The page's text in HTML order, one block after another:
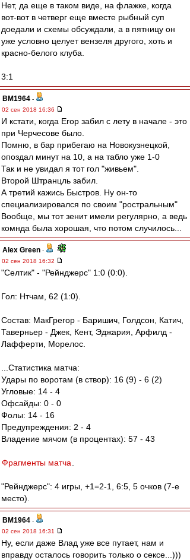
Нет, да еще в таком виде, на флажке, когда
вот-вот в четверг еще вместе рыбный суп
доедали и схемы обсуждали, а в пятницу он
уже условно целует вензеля другого, хоть и
красно-белого клуба.
3:1
BM1964 -
02 сен 2018 16:36
И кстати, когда Егор забил с лету в начале - это
при Черчесове было.
Помню, в бар прибегаю на Новокузнецкой,
опоздал минут на 10, а на табло уже 1-0
Так и не увидал я тот гол "живьем".
Второй Штранцль забил.
А третий кажись Быстров. Ну он-то
специализировался по своим "ростральным"
Вообще, мы тот зенит имели регулярно, а ведь
комнда была хорошая, что потом случилось...
Alex Green -
02 сен 2018 16:32
"Селтик" - "Рейнджерс" 1:0 (0:0).
Гол: Нтчам, 62 (1:0).
Состав: МакГрегор - Баришич, Голдсон, Катич,
Таверньер - Джек, Кент, Эджария, Арфилд -
Лафферти, Морелос.
...Статистика матча:
Удары по воротам (в створ): 16 (9) - 6 (2)
Угловые: 14 - 4
Офсайды: 0 - 0
Фолы: 14 - 16
Предупреждения: 2 - 4
Владение мячом (в процентах): 57 - 43
Фрагменты матча
"Рейнджерс": 4 игры, +1=2-1, 6:5, 5 очков (7-е
место).
BM1964 -
02 сен 2018 16:31
Ну, если даже Влад уже все путает, нам и
вправду осталось говорить только о сексе...)))